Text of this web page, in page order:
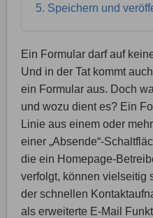
5. Speichern und
Ein Formular darf auf
Und in der Tat kommt
ein Formular aus. Doch
und wozu dient es? Ein
Linie aus einem oder
einer „Absende“-
die ein Homepage-
verfolgt, können vielseitig
der schnellen
als erweiterte E-Mail